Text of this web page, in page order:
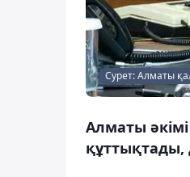
Сурет: Алматы
Алматы
құттықтады,